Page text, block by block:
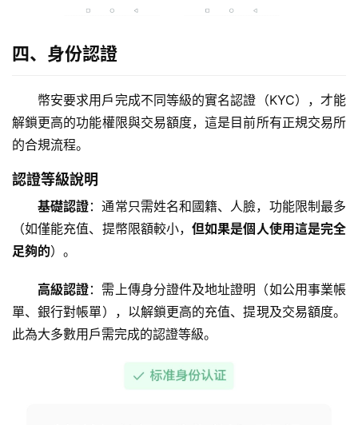
定
器
四、身份認證
幣安要求用戶完成不同等級的實名認證（KYC），才能
解鎖更高的功能權限與交易額度，這是目前所有正規交易所
的合規流程。
認證等級說明
基礎認證：通常只需姓名和國籍、人臉，功能限制最多
（如僅能充值、提幣限額較小，但如果是個人使用這是完全
足夠的）。
高級認證：需上傳身分證件及地址證明（如公用事業帳
單、銀行對帳單），以解鎖更高的充值、提現及交易額度。
此為大多數用戶需完成的認證等級。